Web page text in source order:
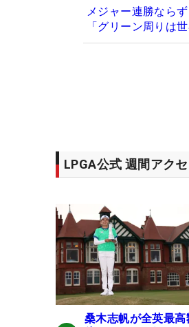
メジャー連勝なら
「グリーン周りは世
LPGA公式 週間アク
桑木志帆が全英最高